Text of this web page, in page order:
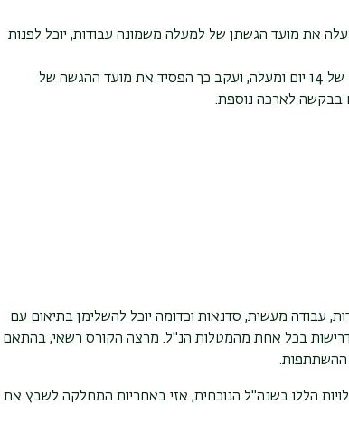
עקב שירות מילואים של 14 יום ומעלה את מועד הגשתן של למעלה משמונה עבודות, יוכל לפנות
סטודנט הורה שבן או בת זוגו שירתו שירות מילואים של 14 יום ומעלה, ועקב כך הפסיד את מועד ההגשה של
בבקשה לארכה נוספת.
עבודה מעשית, סדנאות וכדומה יוכל להשלימן בתיאום עם
בכל אחת מהמטלות הנ"ל. מרצה הקורס רשאי, בהתאם
ההשתתפות.
הללו בשנה"ל הנוכחית, אזי באחריות המחלקה לשבץ את